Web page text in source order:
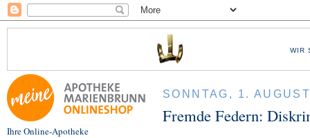
WIR
Ihre Online-Apotheke
SONNTAG, 1.
Fremde Federn: